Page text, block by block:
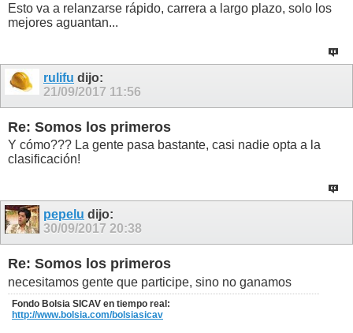
Esto va a relanzarse rápido, carrera a largo plazo, solo los
mejores aguantan...
rulifu dijo:
21/09/2017 11:56
Re: Somos los primeros
Y cómo??? La gente pasa bastante, casi nadie opta a la
clasificación!
pepelu dijo:
30/09/2017 20:38
Re: Somos los primeros
necesitamos gente que participe, sino no ganamos
Fondo Bolsia SICAV en tiempo real:
http://www.bolsia.com/bolsiasicav